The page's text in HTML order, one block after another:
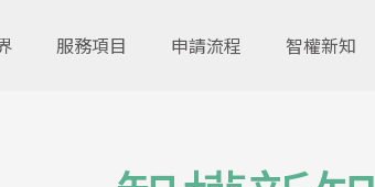
服務項目 申請流程 智權新知